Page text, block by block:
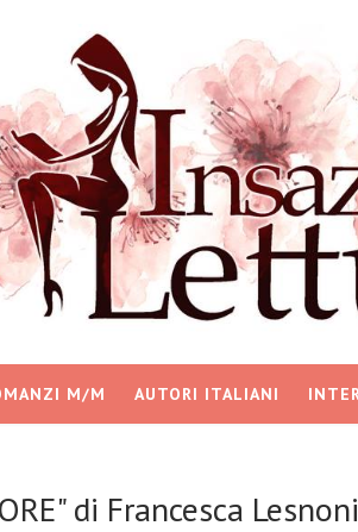
M/M AUTORI ITALIANI
di Francesca